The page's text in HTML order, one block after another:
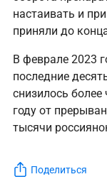
настаивать и
приняли до
В феврале 2023
последние
снизилось
году от
тысячи
Поделиться